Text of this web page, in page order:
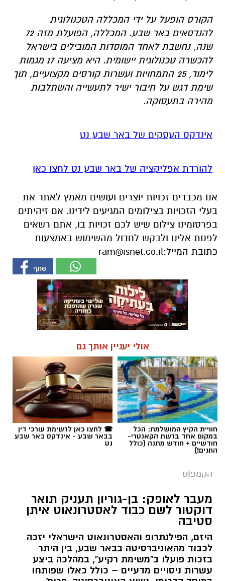
הקורס הופעל על ידי המכללה הטכנולוגית
להנדסאים באר שבע. המכללה, הפועלת מזה 72
שנה, נחשבת לאחד המוסדות המובילים בישראל
להכשרה טכנולוגית יישומית. היא מציעה 17 מגמות
לימוד, 25 התמחויות ועשרות קורסים מקצועיים, תוך
שימת דגש על חיבור ישיר לתעשייה והשתלבות
מהירה בתעסוקה.
אינדקס העסקים של באר שבע נט
להורדת אפליקציה של באר שבע נט לחצו כאן
אנו מכבדים זכויות יוצרים ועושים מאמץ לאתר את
בעלי הזכויות בצילומים המגיעים לידינו. אם זיהיתים
בפרסומינו צילום שיש לכם זכויות בו, אתם רשאים
לפנות אלינו ולבקש לחדול מהשימוש באמצעות
כתובת המייל:ram@isnet.co.il
אולי יעניין אותך גם
חוויית הקיץ המושלמת: הכל
במקום אחד ברשת הקאנטרי-
חודשיים + חודש מתנה (כולל
החגים!)
☎ לחצו כאן לרשימת עורכי דין
בבאר שבע - אינדקס באר שבע
נט
הקמפוס
מעבר לאופק: בן-גוריון תעניק תואר
דוקטור לשם כבוד לאסטרונאוט איתן
סטיבה
היזם, הפילנתרופ והאסטרונאוט הישראלי יזכה
לכבוד מהאוניברסיטה בבאר שבע, בין היתר
בזכות פועלו ב"משימת רקיע", במהלכה ביצע
עשרות ניסויים מדעיים – כולל כאלו שפותחו